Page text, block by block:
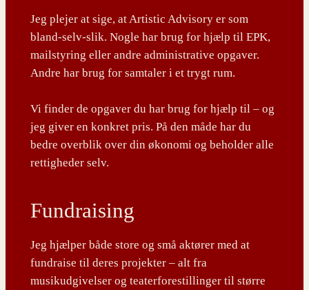
Jeg plejer at sige, at Artistic Advisory er som
bland-selv-slik. Nogle har brug for hjælp til EPK,
mailstyring eller andre administrative opgaver.
Andre har brug for samtaler i et trygt rum.
Vi finder de opgaver du har brug for hjælp til – og
jeg giver en konkret pris. På den måde har du
bedre overblik over din økonomi og beholder alle
rettigheder selv.
Fundraising
Jeg hjælper både store og små aktører med at
fundraise til deres projekter – alt fra
musikudgivelser og teaterforestillinger til større